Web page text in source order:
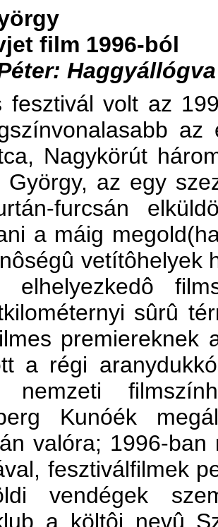
film 1996-ból
fesztivál volt az
az
Nagykörút
György, az egy
furcsán
a máig
vetítôhelyek
elhelyezkedô
sûrû
premiereknek
a régi
nemzeti
Kunóék
valóra; 1996-
fesztiválfilmek
vendégek
a költôi nevû